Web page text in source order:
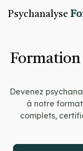
Psychanalyse
Formation
Devenez
à notre
complets,